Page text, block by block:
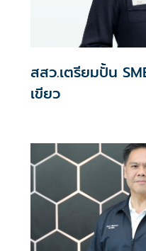
สสว.เตรียมปั้น
เขียว